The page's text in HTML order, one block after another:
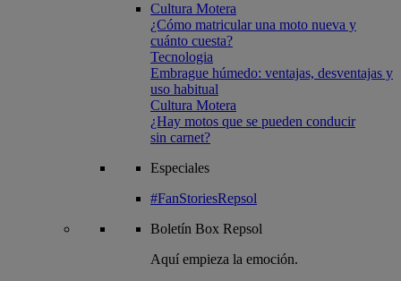
Cultura Motera
¿Cómo matricular una moto nueva y
cuánto cuesta?
Tecnologia
Embrague húmedo: ventajas, desventajas y
uso habitual
Cultura Motera
¿Hay motos que se pueden conducir
sin carnet?
Especiales
#FanStoriesRepsol
Boletín Box Repsol
Aquí empieza la emoción.